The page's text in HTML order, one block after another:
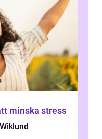
minska stress